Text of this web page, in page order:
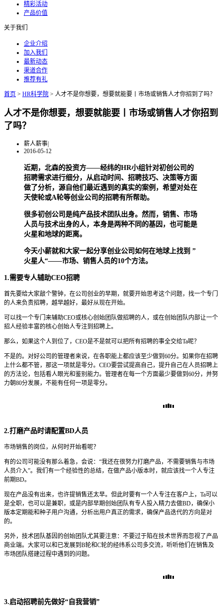
精彩活动
产品价值
关于我们
企业介绍
加入我们
最新动态
渠道合作
推荐有礼
首页 > HR科学院 > 人才不是你想要，想要就能要丨市场或销售人才你招到了吗？
人才不是你想要，想要就能要丨市场或销售人才你招到
了吗？
薪人薪事|
2016-05-12
近期，北森的投资方——经纬的HR小组针对初创公司的
招聘需求进行细分，从启动时间、招聘技巧、决策等方面
做了分析，源自他们最近遇到的真实的案例，希望对处在
天使轮或A轮等创业公司的招聘有所帮助。
很多初创公司是纯产品技术团队出身。然而，销售、市场
人员与技术出身的人，本身是两种不同的基因，也可能是
火星和地球的距离。
今天小薪就和大家一起分享创业公司如何在地球上找到 ”
火星人“——市场、销售人员的10个方法。
1.需要专人辅助CEO招聘
首先要给大家敲个警钟，在公司创业的早期，就要开始思考这个问题，找一个专门
的人来负责招聘，越早越好，最好从现在开始。
可以找一个专门来辅助CEO或核心创始团队做招聘的人，或在创始团队内部让一个
招人经验丰富的核心创始人专注到招聘上。
那么，如果这个人到位了，CEO是不是就可以把所有招聘的事全交给Ta呢？
不是的。对好公司的管理者来说，在各职能上都应该至少做到60分。如果你在招聘
上什么都不管，那这一项就是零分。CEO要尝试提高自己，提升自己在人员招聘上
的方法论，包括看人眼光和鉴别能力。管理者在每一个方面最少要做到60分，并努
力朝80分发展，不能有任何一项是零分。
2.打磨产品时请配置BD人员
市场销售的岗位，从何时开始看呢？
有的公司可能没有那么着急，会说：“我还在很努力打磨产品，不需要销售与市场
人员介入”。我们有一个经验性的总结，在做产品小版本时，就应该找一个人专注
前期BD。
现在产品没有出来，也许提销售还太早。但此时要有一个人专注在客户上，Ta可以
是全职，也可以是兼职，或是内部早期创始团队有专人投入精力去做BD，确保小
版本定期能和种子用户沟通，分析出用户真正的需求，确保产品迭代的方向是对
的。
另外，技术团队基因的创始团队尤其要注意：不要过于陷在技术世界而忽视了产品
商业端。大家可以和已发展到B轮和C轮的经纬系公司多交流，听听他们在销售及
市场团队搭建过程中遇到的问题。
3.启动招聘前先做好“自我营销”